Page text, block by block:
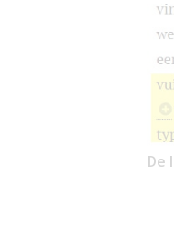
De